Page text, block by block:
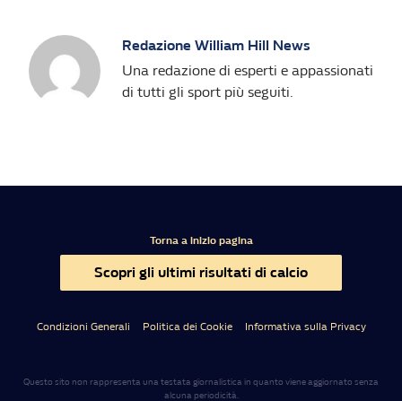
Redazione William Hill News
Una redazione di esperti e appassionati
di tutti gli sport più seguiti.
Torna a inizio pagina
Scopri gli ultimi risultati di calcio
Condizioni Generali Politica dei Cookie Informativa sulla Privacy
Questo sito non rappresenta una testata giornalistica in quanto viene aggiornato senza
alcuna periodicità.